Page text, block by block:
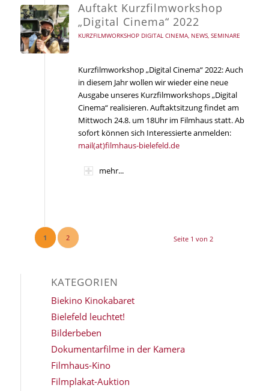
Auftakt Kurzfilmworkshop
„Digital Cinema“ 2022
KURZFILMWORKSHOP DIGITAL CINEMA, NEWS, SEMINARE
Kurzfilmworkshop „Digital Cinema“ 2022: Auch
in diesem Jahr wollen wir wieder eine neue
Ausgabe unseres Kurzfilmworkshops „Digital
Cinema“ realisieren. Auftaktsitzung findet am
Mittwoch 24.8. um 18Uhr im Filmhaus statt. Ab
sofort können sich Interessierte anmelden:
mail(at)filmhaus-bielefeld.de
mehr...
Seite 1 von 2
1 2
KATEGORIEN
Biekino Kinokabaret
Bielefeld leuchtet!
Bilderbeben
Dokumentarfilme in der Kamera
Filmhaus-Kino
Filmplakat-Auktion